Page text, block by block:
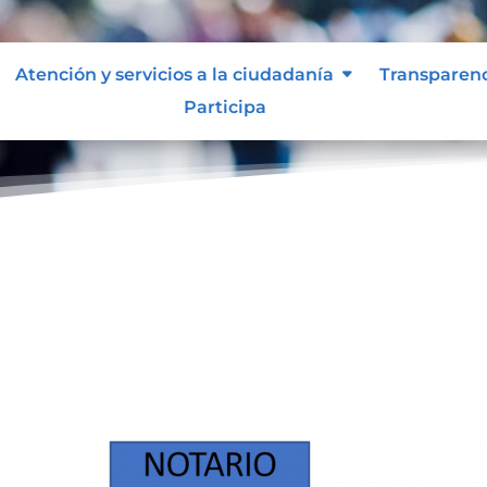
Atención y servicios a la ciudadanía
Participa